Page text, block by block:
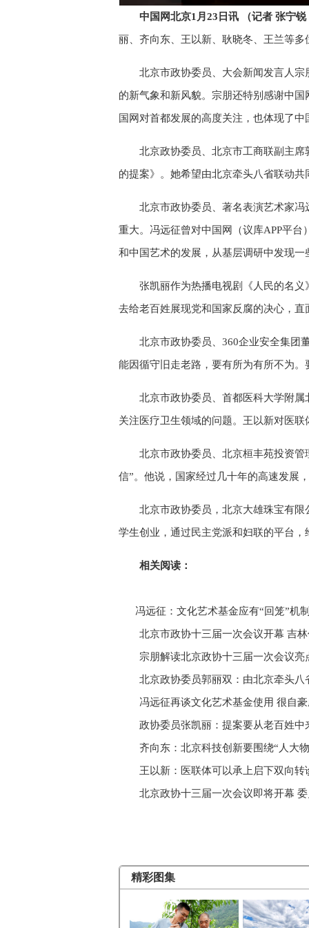
Video
0.38%
中国网北京1月23日讯 （记者 张宁锐
丽、齐向东、王以新、耿晓冬、王兰等多
北京市政协委员、大会新闻发言人
的新气象和新风貌。宗朋还特别感谢中
国网对首都发展的高度关注，也体现了
北京政协委员、北京市工商联副主
的提案》。她希望由北京牵头八省联动共
北京市政协委员、著名表演艺术家
重大。冯远征曾对中国网（议库APP平台
和中国艺术的发展，从基层调研中发现一
张凯丽作为热播电视剧《人民的名
去给老百姓展现党和国家反腐的决心，直
北京市政协委员、360企业安全集团
能因循守旧走老路，要有所为有所不为
北京市政协委员、首都医科大学附
关注医疗卫生领域的问题。王以新对医
北京市政协委员、北京桓丰苑投资
信”。他说，国家经过几十年的高速发展
北京市政协委员，北京大雄珠宝有
学生创业，通过民主党派和妇联的平台，
相关阅读：
冯远征：文化艺术基金应有“回笼”机制
北京市政协十三届一次会议开幕 吉
宗朋解读北京政协十三届一次会议
北京政协委员郭丽双：由北京牵头
冯远征再谈文化艺术基金使用 很自
政协委员张凯丽：提案要从老百姓中
齐向东：北京科技创新要围绕“人大
王以新：医联体可以承上启下双向转
北京政协十三届一次会议即将开幕